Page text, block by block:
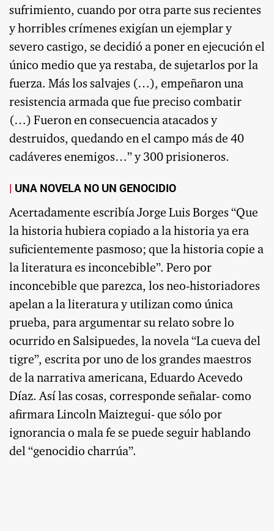
sufrimiento, cuando por otra parte sus recientes
y horribles crímenes exigían un ejemplar y
severo castigo, se decidió a poner en ejecución el
único medio que ya restaba, de sujetarlos por la
fuerza. Más los salvajes (…), empeñaron una
resistencia armada que fue preciso combatir
(…) Fueron en consecuencia atacados y
destruidos, quedando en el campo más de 40
cadáveres enemigos…” y 300 prisioneros.
UNA NOVELA NO UN GENOCIDIO
Acertadamente escribía Jorge Luis Borges “Que
la historia hubiera copiado a la historia ya era
suficientemente pasmoso; que la historia copie a
la literatura es inconcebible”. Pero por
inconcebible que parezca, los neo-historiadores
apelan a la literatura y utilizan como única
prueba, para argumentar su relato sobre lo
ocurrido en Salsipuedes, la novela “La cueva del
tigre”, escrita por uno de los grandes maestros
de la narrativa americana, Eduardo Acevedo
Díaz. Así las cosas, corresponde señalar- como
afirmara Lincoln Maiztegui- que sólo por
ignorancia o mala fe se puede seguir hablando
del “genocidio charrúa”.